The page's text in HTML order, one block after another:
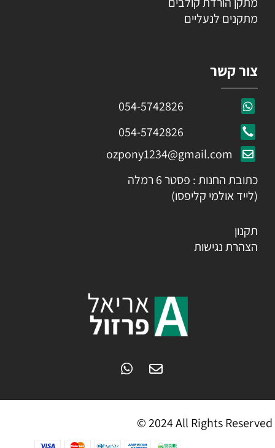
מתקנים לנעליים
צור קשר
054-5742826
054-5742826
ozpony1234@gmail.com
כתובת החנות : פסטר 6 רמלה
(לייד אולמי קליפסו)
תקנון
הצהרת נגישות
© 2024 All Rights Reserved